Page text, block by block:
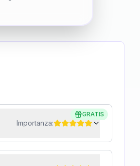
GRATIS
Importanza: